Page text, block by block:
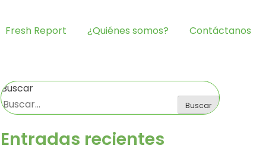
Fresh Report ¿Quiénes somos? Contáctanos
Buscar
Buscar
Entradas recientes